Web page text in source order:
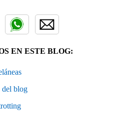
EN ESTE BLOG:
blog